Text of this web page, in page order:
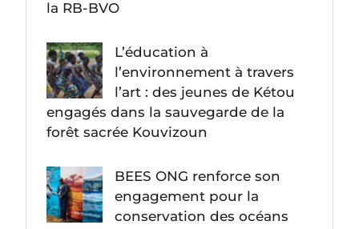
la RB-BVO
L’éducation à
l’environnement à travers
l’art : des jeunes de Kétou
engagés dans la sauvegarde de la
forêt sacrée Kouvizoun
BEES ONG renforce son
engagement pour la
conservation des océans